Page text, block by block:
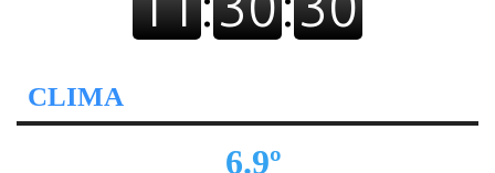
CLIMA
6.9º